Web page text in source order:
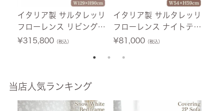
イタリア製 サルタレッリ
フローレンス リビングボ
ード パールホワイト 幅1
¥315,800（税込）
イタリア製 サルタレッリ
フローレンス ナイトテー
ブル パールホワイト 幅5
¥81,000（税込）
当店人気ランキング